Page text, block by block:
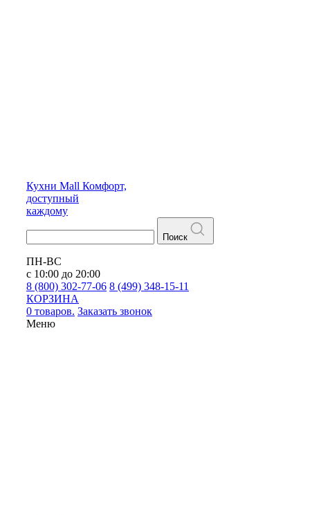
Кухни Mall Комфорт,
доступный
каждому
Поиск
ПН-ВС
с 10:00 до 20:00
8 (800) 302-77-06 8 (499) 348-15-11
КОРЗИНА
0 товаров. Заказать звонок
Меню